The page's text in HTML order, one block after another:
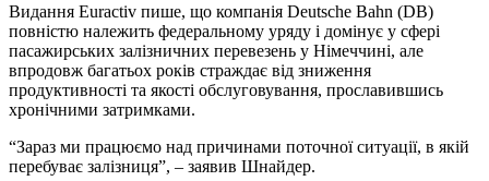
Видання Euractiv пише, що компанія Deutsche Bahn (DB)
повністю належить федеральному уряду і домінує у сфері
пасажирських залізничних перевезень у Німеччині, але
впродовж багатьох років страждає від зниження
продуктивності та якості обслуговування, прославившись
хронічними затримками.
“Зараз ми працюємо над причинами поточної ситуації, в якій
перебуває залізниця”, – заявив Шнайдер.